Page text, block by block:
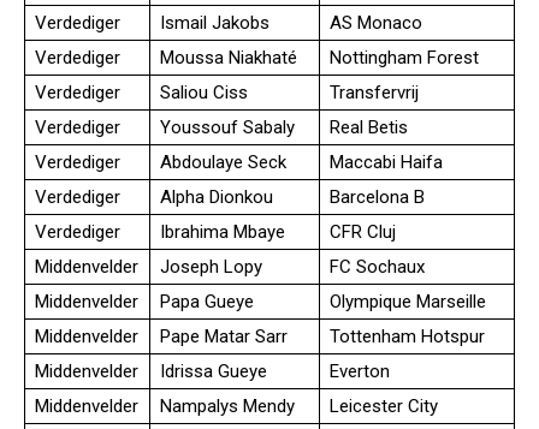
Verdediger
Ismail Jakobs
AS Monaco
Verdediger
Moussa Niakhaté
Nottingham Forest
Verdediger
Saliou Ciss
Transfervrij
Verdediger
Youssouf Sabaly
Real Betis
Verdediger
Abdoulaye Seck
Maccabi Haifa
Verdediger
Alpha Dionkou
Barcelona B
Verdediger
Ibrahima Mbaye
CFR Cluj
Middenvelder
Joseph Lopy
FC Sochaux
Middenvelder
Papa Gueye
Olympique Marseille
Middenvelder
Pape Matar Sarr
Tottenham Hotspur
Middenvelder
Idrissa Gueye
Everton
Middenvelder
Nampalys Mendy
Leicester City